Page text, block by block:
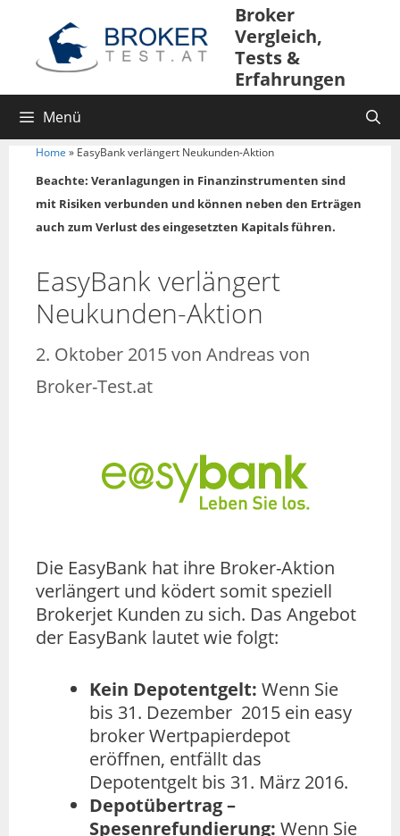
springen
Broker
Vergleich,
Tests &
Erfahrungen
Menü
Home » EasyBank verlängert Neukunden-Aktion
Beachte: Veranlagungen in Finanzinstrumenten sind
mit Risiken verbunden und können neben den Erträgen
auch zum Verlust des eingesetzten Kapitals führen.
EasyBank verlängert
Neukunden-Aktion
2. Oktober 2015von Andreas von
Broker-Test.at
Die EasyBank hat ihre Broker-Aktion
verlängert und ködert somit speziell
Brokerjet Kunden zu sich. Das Angebot
der EasyBank lautet wie folgt:
Kein Depotentgelt: Wenn Sie
bis 31. Dezember 2015 ein easy
broker Wertpapierdepot
eröffnen, entfällt das
Depotentgelt bis 31. März 2016.
Depotübertrag –
Spesenrefundierung: Wenn Sie